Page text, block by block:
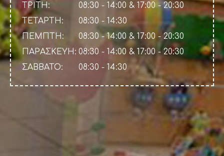
ΤΡΙΤΗ:
08:30 - 14:00 & 17:00 - 20:30
ΤΕΤΑΡΤΗ:
08:30 - 14:30
ΠΕΜΠΤΗ:
08:30 - 14:00 & 17:00 - 20:30
ΠΑΡΑΣΚΕΥΗ: 08:30 - 14:00 & 17:00 - 20:30
ΣΑΒΒΑΤΟ:
08:30 - 14:30